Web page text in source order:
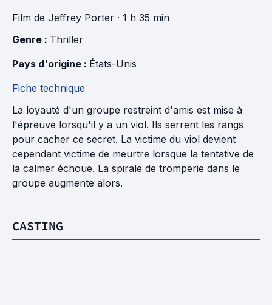
Film de Jeffrey Porter · 1 h 35 min
Genre : Thriller
Pays d'origine : États-Unis
Fiche technique
La loyauté d'un groupe restreint d'amis est mise à
l'épreuve lorsqu'il y a un viol. Ils serrent les rangs
pour cacher ce secret. La victime du viol devient
cependant victime de meurtre lorsque la tentative de
la calmer échoue. La spirale de tromperie dans le
groupe augmente alors.
CASTING